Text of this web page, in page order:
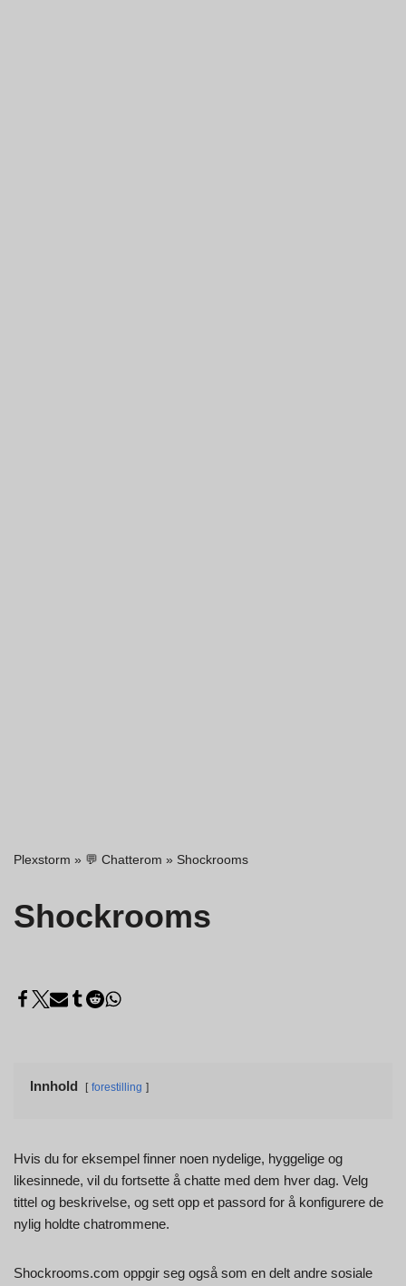
Plexstorm » 💬 Chatterom » Shockrooms
Shockrooms
Innhold forestilling
Hvis du for eksempel finner noen nydelige, hyggelige og
likesinnede, vil du fortsette å chatte med dem hver dag. Velg
tittel og beskrivelse, og sett opp et passord for å konfigurere de
nylig holdte chatrommene.
Shockrooms.com oppgir seg også som en delt andre sosiale